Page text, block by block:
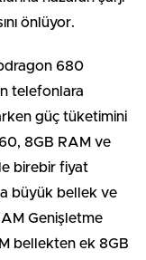
önlüyor.
680
telefonlara
güç tüketimini
8GB RAM ve
birebir fiyat
büyük bellek ve
Genişletme
bellekten ek 8GB